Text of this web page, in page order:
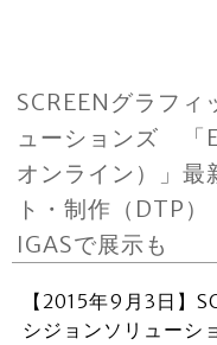
SCREENグラフィ
ューションズ 「
オンライン）」
ト・制作（DTP
IGASで展示も
【2015年9月3日】
シジョンソリューシ